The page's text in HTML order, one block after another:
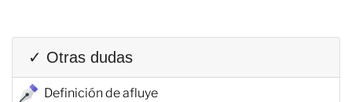
✓ Otras dudas
Definición de afluye